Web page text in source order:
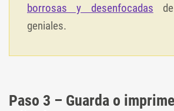
borrosas y desenfocadas
geniales.
Paso 3 – Guarda o